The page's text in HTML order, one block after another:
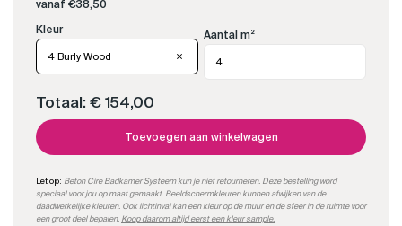
vanaf €38,50
4 Burly Wood
Aantal m²
Totaal: € 154,00
Toevoegen aan winkelwagen
Let op: Beton Cire Badkamer Systeem kun je niet retourneren. Deze bestelling word
speciaal voor jou op maat gemaakt. Beeldschermkleuren kunnen afwijken van de
daadwerkelijke kleuren. Ook lichtinval kan een kleur op de muur en de sfeer in de ruimte voor
een groot deel bepalen. Koop daarom altijd eerst een kleur sample.